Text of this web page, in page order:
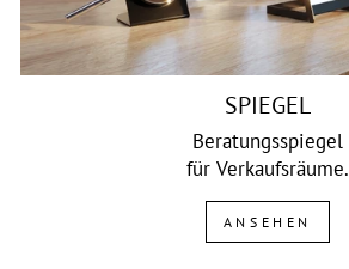
SPIEGEL
Beratungsspiegel
für Verkaufsräume.
ANSEHEN